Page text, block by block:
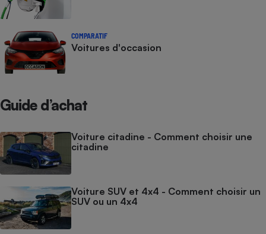
COMPARATIF
Voitures d'occasion
Guide d’achat
Voiture citadine - Comment choisir une
citadine
Voiture SUV et 4x4 - Comment choisir un
SUV ou un 4x4